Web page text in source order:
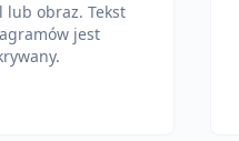
lub obraz. Tekst
jest